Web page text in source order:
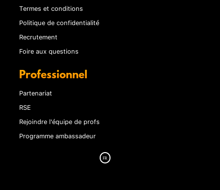
Termes et conditions
Politique de confidentialité
Recrutement
Foire aux questions
Professionnel
Partenariat
RSE
Rejoindre l'équipe de profs
Programme ambassadeur